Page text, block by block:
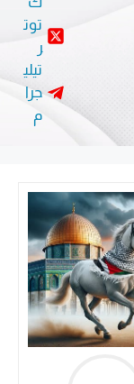
توت
ر
تيلي
جرا